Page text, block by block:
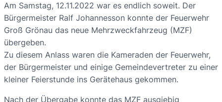
Am Samstag, 12.11.2022 war es endlich soweit. Der
Bürgermeister Ralf Johannesson konnte der Feuerwehr
Groß Grönau das neue Mehrzweckfahrzeug (MZF)
übergeben.
Zu diesem Anlass waren die Kameraden der Feuerwehr,
der Bürgermeister und einige Gemeindevertreter zu einer
kleiner Feierstunde ins Gerätehaus gekommen.
Nach der Übergabe konnte das MZF ausgiebig